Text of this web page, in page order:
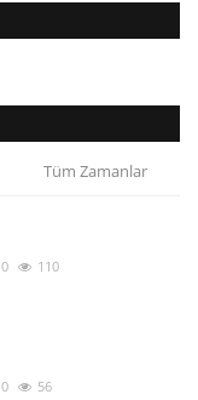
Tüm Zamanlar
0 110
0 56